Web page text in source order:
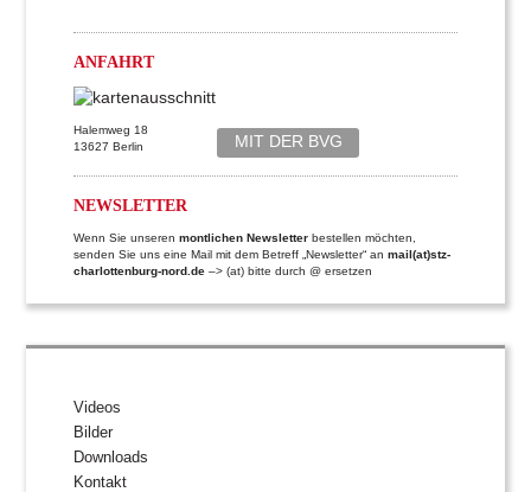
ANFAHRT
Halemweg 18
13627 Berlin
MIT DER BVG
NEWSLETTER
Wenn Sie unserenmontlichen Newsletter bestellen möchten,
senden Sie uns eine Mail mit dem Betreff „Newsletter“ anmail(at)stz-
charlottenburg-nord.de –> (at) bitte durch @ ersetzen
Videos
Bilder
Downloads
Kontakt